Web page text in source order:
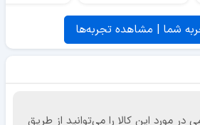
شما | مشاهده تجربه‌ها
در مورد این کالا را می‌توانید از طریق